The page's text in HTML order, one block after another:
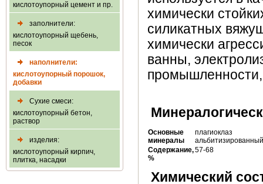
кислотоупорный цемент и пр.
заполнители:
кислотоупорный щебень,
песок
наполнители:
кислотоупорный порошок,
добавки
Сухие смеси:
кислотоупорный бетон,
раствор
изделия:
кислотоупорный кирпич,
плитка, насадки
химически
силикатных
химически
ванны,
Основные
минералы
плагиоклаз
альбитизированный
Содержание,
%
57-68
Химический